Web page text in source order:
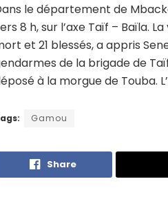
le département de
8 h, sur l’axe Taïf – Baïla.
et 21 blessés, a appris
de la brigade de
à la morgue de Touba.
Gamou
Share